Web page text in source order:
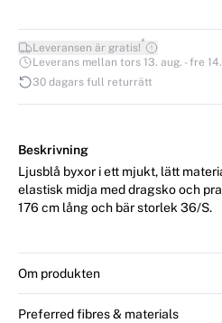
Leveransen är gratis!*
Leverans mellan tors 13. aug. - fre
30 dagars full returrätt
Beskrivning
Ljusblå byxor i ett mjukt, lätt
elastisk midja med dragsko och praktiska
176 cm lång och bär storlek 36/S.
Om produkten
Preferred fibres & materials